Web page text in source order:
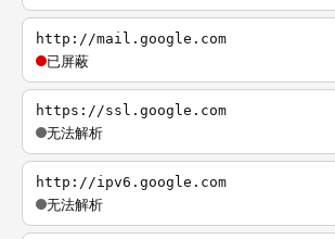
http://mail.google.com
已屏蔽
https://ssl.google.com
无法解析
http://ipv6.google.com
无法解析